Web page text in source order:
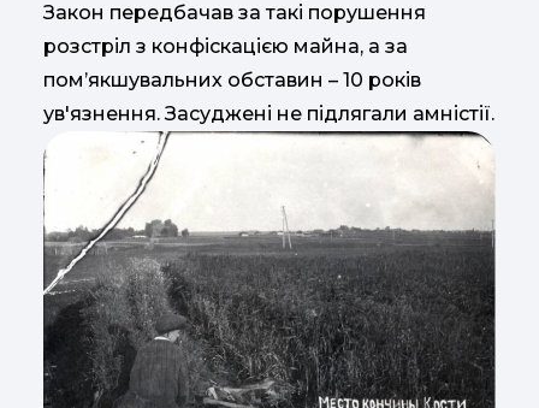
Закон передбачав за такі порушення
розстріл з конфіскацією майна, а за
пом’якшувальних обставин – 10 років
ув'язнення. Засуджені не підлягали амністії.